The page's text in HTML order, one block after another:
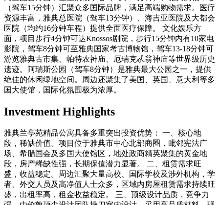
（驾车15分钟）汇聚众多国际品牌，满足高端购物需求。医疗
资源丰富，雅典总医院（驾车13分钟）、海吉亚医院及大都会
医院（均约16分钟车程）提供全面医疗保障。 文化娱乐方
面，项目步行4分钟可达Knossos剧院，步行15分钟内有10家电
影院，驾车8分钟可至雅典国家考古博物馆，驾车13-18分钟可
游览雅典古市集、帕特农神庙、厄瑞克忒翁神庙等世界级历史
遗迹。阿瑞斯公园（驾车8分钟）是雅典最大公园之一，提供
绝佳的休闲绿地空间。周边还聚集了美国、英国、意大利等多
国大使馆，国际化氛围极为浓厚。
Investment Highlights
雅典兰亭苑精品公寓具备多重突出投资优势： 一、核心地
段，稀缺价值。项目位于雅典市中心北部商圈，毗邻宪法广
场、希腊国会及多国大使馆区，地处政商精英聚集的黄金地
段，房产稀缺性强，长期保值潜力显著。 二、租赁需求旺
盛，收益稳定。周边汇聚大量高校、国际学校及涉外机构，学
者、外交人员及高净值人士众多，区域内房屋租赁需求持续旺
盛，出租率高，租金收益稳定。 三、顶级设计品质，竞争力